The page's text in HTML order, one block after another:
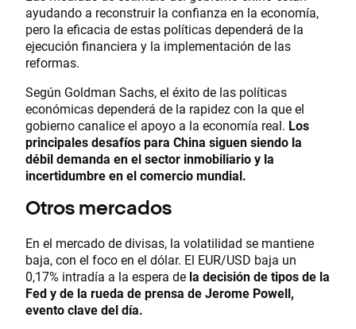
ayudando a reconstruir la confianza en la economía,
pero la eficacia de estas políticas dependerá de la
ejecución financiera y la implementación de las
reformas.
Según Goldman Sachs, el éxito de las políticas
económicas dependerá de la rapidez con la que el
gobierno canalice el apoyo a la economía real. Los
principales desafíos para China siguen siendo la
débil demanda en el sector inmobiliario y la
incertidumbre en el comercio mundial.
Otros mercados
En el mercado de divisas, la volatilidad se mantiene
baja, con el foco en el dólar. El EUR/USD baja un
0,17% intradía a la espera de la decisión de tipos de la
Fed y de la rueda de prensa de Jerome Powell,
evento clave del día.